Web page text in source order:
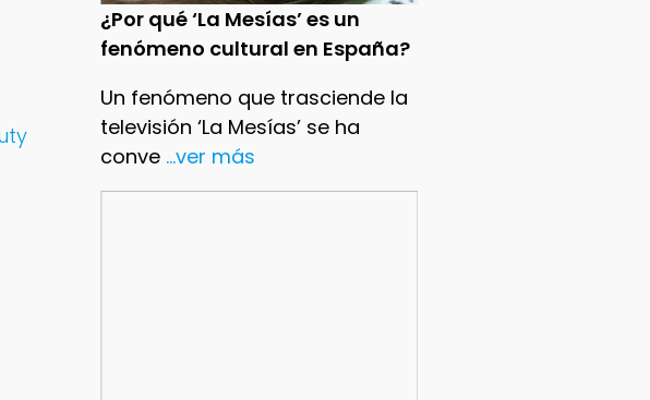
¿Por qué ‘La Mesías’ es un
fenómeno cultural en España?
Un fenómeno que trasciende la
televisión ‘La Mesías’ se ha
conve ...ver más